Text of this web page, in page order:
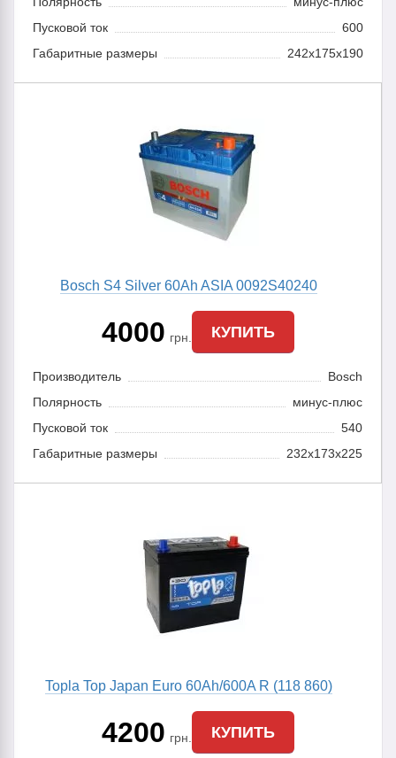
Пусковой ток
600
Габаритные размеры
242x175x190
Bosch S4 Silver 60Ah ASIA 0092S40240
4000 грн. КУПИТЬ
Производитель
Bosch
Полярность
минус-плюс
Пусковой ток
540
Габаритные размеры
232x173x225
Topla Top Japan Euro 60Ah/600A R (118 860)
4200 грн. КУПИТЬ